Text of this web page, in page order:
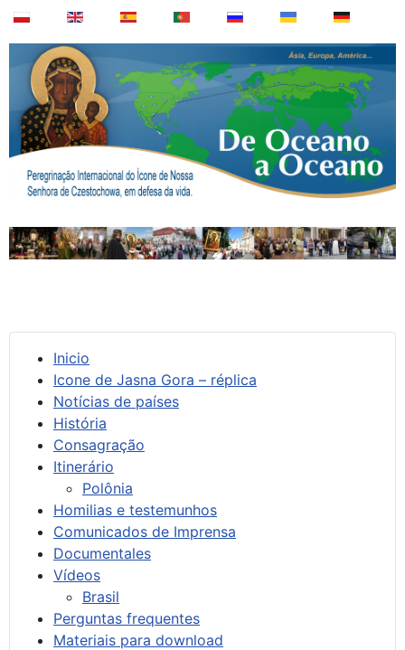
Inicio
Icone de Jasna Gora – réplica
Notícias de países
História
Consagração
Itinerário
Polônia
Homilias e testemunhos
Comunicados de Imprensa
Documentales
Vídeos
Brasil
Perguntas frequentes
Materiais para download